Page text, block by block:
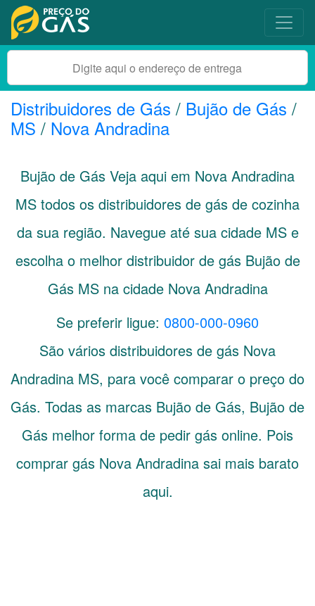
Distribuidores de Gás / Bujão de Gás /
MS / Nova Andradina
Bujão de Gás Veja aqui em Nova Andradina
MS todos os distribuidores de gás de cozinha
da sua região. Navegue até sua cidade MSe
escolha o melhor distribuidor de gás Bujão de
Gás MS na cidade Nova Andradina
Se preferir ligue: 0800-000-0960
São vários distribuidores de gás Nova
Andradina MS, para você comparar o preço do
Gás. Todas as marcas Bujão de Gás, Bujão de
Gás melhor forma de pedir gás online. Pois
comprar gás Nova Andradina sai mais barato
aqui.